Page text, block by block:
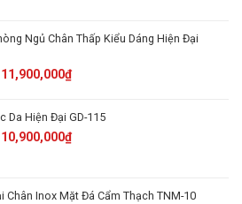
82,000,000₫.
69,900,000₫.
Ngủ Chân Thấp Kiểu Dáng Hiện Đại
Original
15,000,000₫.
11,900,000₫Current
11,900,000₫.
Da Hiện Đại GD-115
Original
10,900,000₫Current
10,900,000₫.
Chân Inox Mặt Đá Cẩm Thạch TNM-10